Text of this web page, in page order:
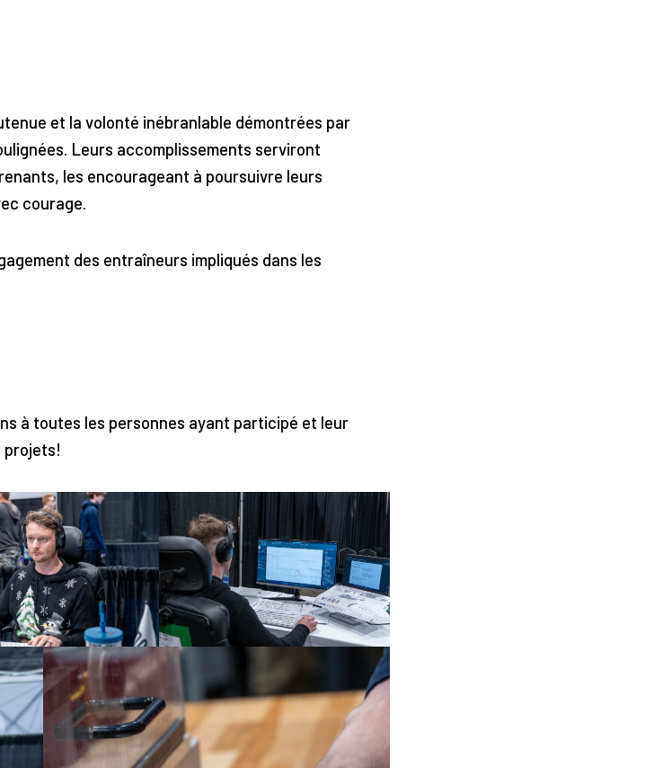
et la volonté inébranlable démontrées par
Leurs accomplissements serviront
les encourageant à poursuivre leurs
courage.
des entraîneurs impliqués dans les
à toutes les personnes ayant participé et leur
projets!